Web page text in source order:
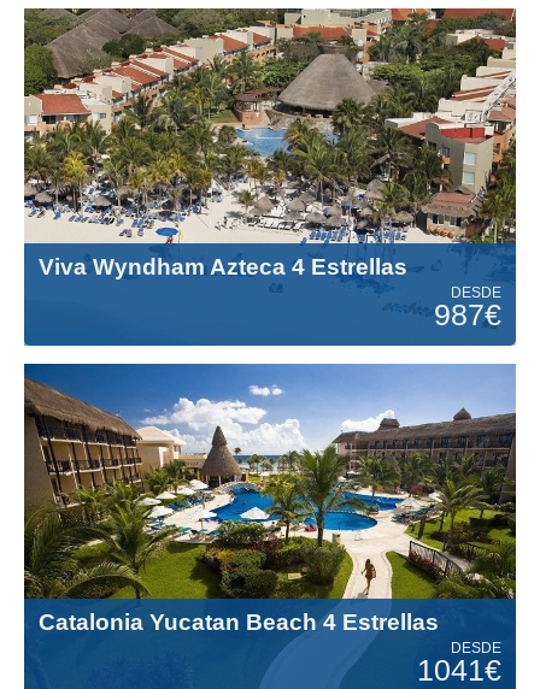
Viva Wyndham Azteca 4 Estrellas
DESDE
987€
Catalonia Yucatan Beach 4 Estrellas
DESDE
1041€